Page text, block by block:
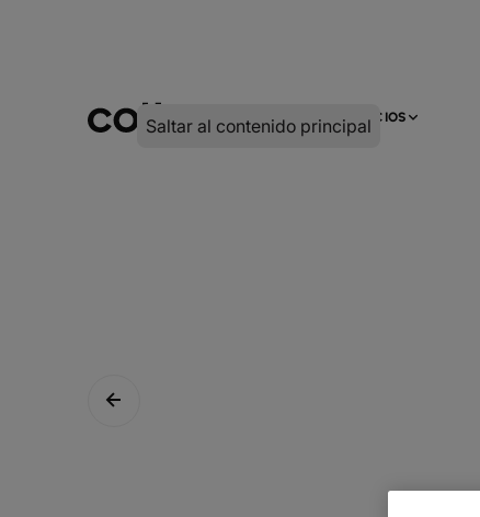
Saltar al contenido principal
INFRA DIGITAL SERVICIOS